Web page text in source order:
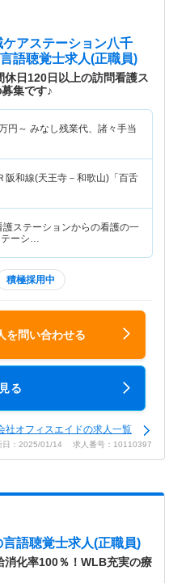
アステーション八千
語聴覚士求人(正職員)
日120日以上の訪問看護ス
集です♪
円～ みなし残業代、諸々手当
阪和線(天王寺－和歌山)「百舌
テーシ…
積極採用中
を問い合わせる
る
社オフィスエイドの求人一覧
日：2025/01/14 求人番号：10110397
言語聴覚士求人(正職員)
消化率100％！WLB充実の療